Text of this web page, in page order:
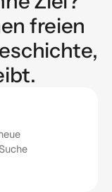
freien